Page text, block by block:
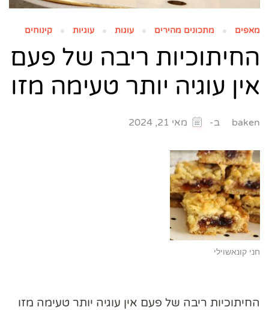
מאפים מתכונים מהירים עוגות עוגיות קינוחים
החיתוכיות ריבה של פעם
אין עוגיה יותר טעימה מזו
baken ב- מאי 21, 2024
חני קונאשוילי
החיתוכיות ריבה של פעם אין עוגיה יותר טעימה מזו